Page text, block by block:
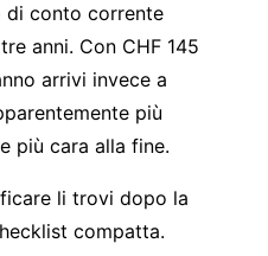
di conto corrente
anni. Con CHF 145
arrivi invece a
più
più cara alla fine.
li trovi dopo la
compatta.